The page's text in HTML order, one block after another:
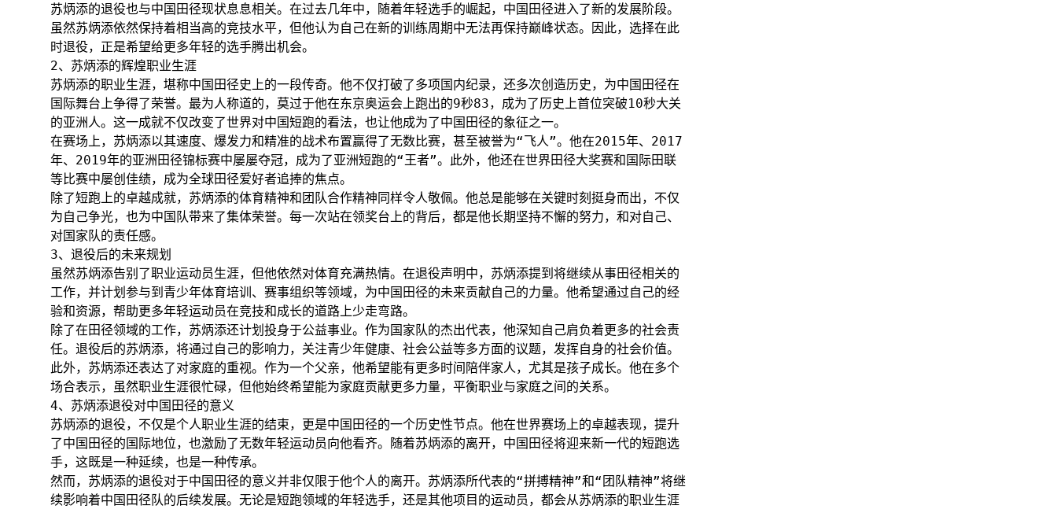
苏炳添的退役也与中国田径现状息息相关。在过去几年中，随着年轻选手的崛起，中国田径进入了新的发展阶段。
虽然苏炳添依然保持着相当高的竞技水平，但他认为自己在新的训练周期中无法再保持巅峰状态。因此，选择在此
时退役，正是希望给更多年轻的选手腾出机会。
2、苏炳添的辉煌职业生涯
苏炳添的职业生涯，堪称中国田径史上的一段传奇。他不仅打破了多项国内纪录，还多次创造历史，为中国田径在
国际舞台上争得了荣誉。最为人称道的，莫过于他在东京奥运会上跑出的9秒83，成为了历史上首位突破10秒大关
的亚洲人。这一成就不仅改变了世界对中国短跑的看法，也让他成为了中国田径的象征之一。
在赛场上，苏炳添以其速度、爆发力和精准的战术布置赢得了无数比赛，甚至被誉为“飞人”。他在2015年、2017
年、2019年的亚洲田径锦标赛中屡屡夺冠，成为了亚洲短跑的“王者”。此外，他还在世界田径大奖赛和国际田联
等比赛中屡创佳绩，成为全球田径爱好者追捧的焦点。
除了短跑上的卓越成就，苏炳添的体育精神和团队合作精神同样令人敬佩。他总是能够在关键时刻挺身而出，不仅
为自己争光，也为中国队带来了集体荣誉。每一次站在领奖台上的背后，都是他长期坚持不懈的努力，和对自己、
对国家队的责任感。
3、退役后的未来规划
虽然苏炳添告别了职业运动员生涯，但他依然对体育充满热情。在退役声明中，苏炳添提到将继续从事田径相关的
工作，并计划参与到青少年体育培训、赛事组织等领域，为中国田径的未来贡献自己的力量。他希望通过自己的经
验和资源，帮助更多年轻运动员在竞技和成长的道路上少走弯路。
除了在田径领域的工作，苏炳添还计划投身于公益事业。作为国家队的杰出代表，他深知自己肩负着更多的社会责
任。退役后的苏炳添，将通过自己的影响力，关注青少年健康、社会公益等多方面的议题，发挥自身的社会价值。
此外，苏炳添还表达了对家庭的重视。作为一个父亲，他希望能有更多时间陪伴家人，尤其是孩子成长。他在多个
场合表示，虽然职业生涯很忙碌，但他始终希望能为家庭贡献更多力量，平衡职业与家庭之间的关系。
4、苏炳添退役对中国田径的意义
苏炳添的退役，不仅是个人职业生涯的结束，更是中国田径的一个历史性节点。他在世界赛场上的卓越表现，提升
了中国田径的国际地位，也激励了无数年轻运动员向他看齐。随着苏炳添的离开，中国田径将迎来新一代的短跑选
手，这既是一种延续，也是一种传承。
然而，苏炳添的退役对于中国田径的意义并非仅限于他个人的离开。苏炳添所代表的“拼搏精神”和“团队精神”将继
续影响着中国田径队的后续发展。无论是短跑领域的年轻选手，还是其他项目的运动员，都会从苏炳添的职业生涯